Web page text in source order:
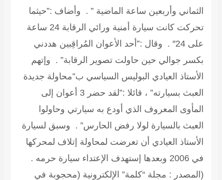
الثماني وأربعين ساعة الماضية ” . وأضاف :”حيثما
تحركت كانت سيارة أمنية ورائي الرقابة 24 ساعة
على 24″ . وقال :”أحد الأعوان المُراقِبين هددني
بكسر جوالي حين حاولت تصوير الرقابة” . وإتهم
الأستاذ العيادي البوليس السياسي ب”محاولة جديدة
العبث بسيارته” ، قائلا :”لقد حضر 3 أعوان إلى
المأوى المعروف الذي أودع به سيارتي وحاولوا
العبث بالسيارة لولا رفض الحارس” . وسبق لسيارة
الأستاذ العيادي أن تعرضت لمحاولة إتلاف لمحركها
في 2006 وبعدها إستهدف الإعتداء سيارة حرمه .
(المصدر : مجلة “كلمة” الإلكترونية (محجوبة في